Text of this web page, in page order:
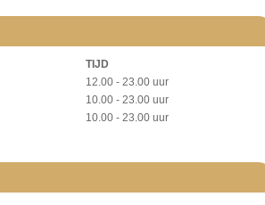
TIJD
12.00 - 23.00 uur
10.00 - 23.00 uur
10.00 - 23.00 uur